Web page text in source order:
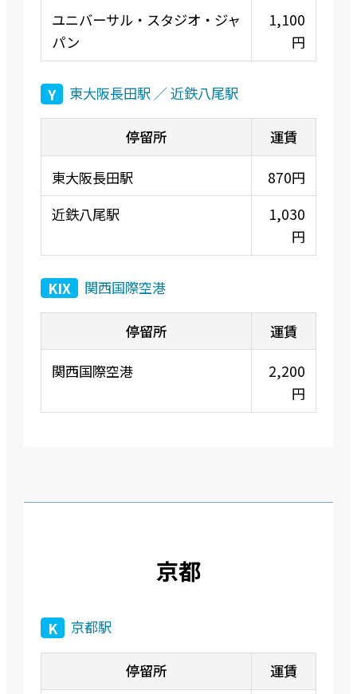
ユニバーサル・スタジオ・ジャ
パン
1,100
円
Y 東大阪長田駅 ／ 近鉄八尾駅
東大阪長田駅
870円
近鉄八尾駅
1,030
円
KIX 関西国際空港
関西国際空港
2,200
円
京都
K 京都駅